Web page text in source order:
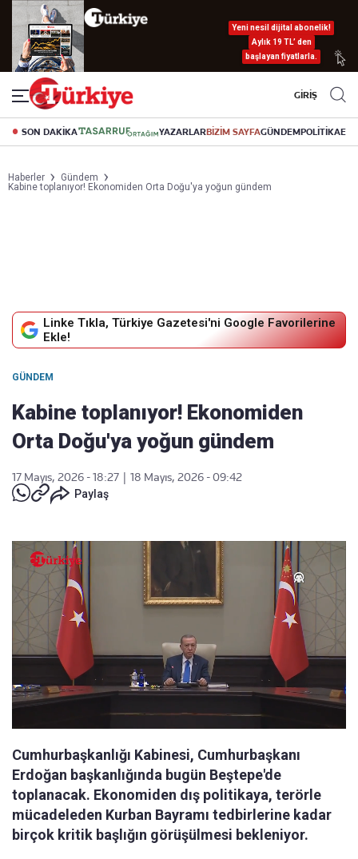
Yeni nesil dijital abonelik!
Aylık 19 TL’ den
başlayan fiyatlarla.
GİRİŞ
SON DAKİKA YAZARLARBİZİM SAYFAGÜNDEMPOLİTİKA
Haberler
Gündem
Kabine toplanıyor! Ekonomiden Orta Doğu'ya yoğun gündem
Linke Tıkla, Türkiye Gazetesi'ni Google Favorilerine
Ekle!
GÜNDEM
Kabine toplanıyor! Ekonomiden
Orta Doğu'ya yoğun gündem
17 Mayıs, 2026 - 18:27
18 Mayıs, 2026 - 09:42
Paylaş
Cumhurbaşkanlığı Kabinesi, Cumhurbaşkanı
Erdoğan başkanlığında bugün Beştepe'de
toplanacak. Ekonomiden dış politikaya, terörle
mücadeleden Kurban Bayramı tedbirlerine kadar
birçok kritik başlığın görüşülmesi bekleniyor.